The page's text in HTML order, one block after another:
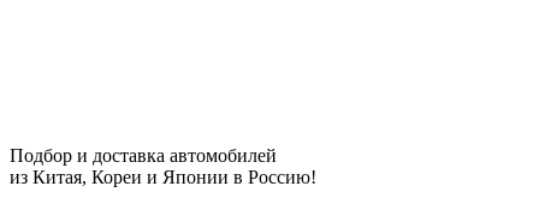
Подбор и доставка автомобилей
из Китая, Кореи и Японии в Россию!